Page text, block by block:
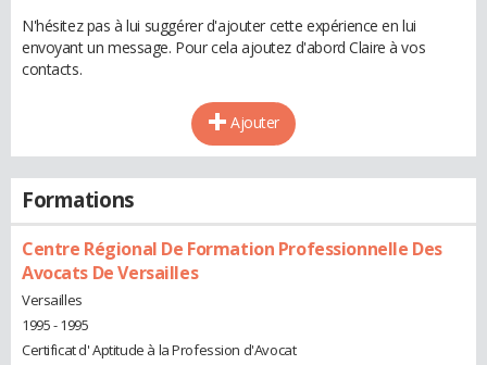
N'hésitez pas à lui suggérer d'ajouter cette expérience en lui
envoyant un message. Pour cela ajoutez d'abord Claire à vos
contacts.
Ajouter
Formations
Centre Régional De Formation Professionnelle Des
Avocats De Versailles
Versailles
1995 - 1995
Certificat d' Aptitude à la Profession d'Avocat